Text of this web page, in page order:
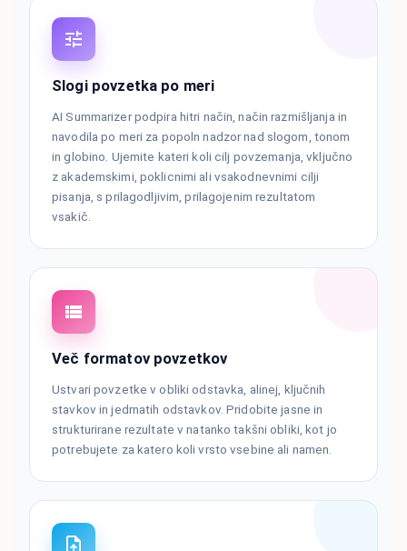
Slogi povzetka po meri
AI Summarizer podpira hitri način, način razmišljanja in
navodila po meri za popoln nadzor nad slogom, tonom
in globino. Ujemite kateri koli cilj povzemanja, vključno
z akademskimi, poklicnimi ali vsakodnevnimi cilji
pisanja, s prilagodljivim, prilagojenim rezultatom
vsakič.
Več formatov povzetkov
Ustvari povzetke v obliki odstavka, alinej, ključnih
stavkov in jedrnatih odstavkov. Pridobite jasne in
strukturirane rezultate v natanko takšni obliki, kot jo
potrebujete za katero koli vrsto vsebine ali namen.